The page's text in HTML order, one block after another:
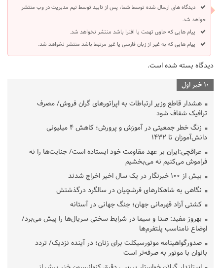
دیدگاه های ارسال شده توسط شما، پس از تایید توسط تیم مدیریت در وب منتشر
خواهد شد.
پیام هایی که حاوی تهمت یا افترا باشد منتشر نخواهد شد.
پیام هایی که به غیر از زبان فارسی یا غیر مرتبط باشد منتشر نخواهد شد.
دیدگاه بسته شده است.
10 خبر اول
هشدار قاطع وزیر ارتباطات به اپراتورهای گران فروش/ مصرف
ترافیک شفاف شود
زنگ خطر جمعیتی در آموزش و پرورش؛ کاهش ۴ میلیونی
دانش‌آموزان تا ۱۴۳۲
عراقچی:ایران بر عهد مقاومت خود ایستاده است/ جنایت‌ها را نه
فراموش می‌کنیم نه می‌بخشیم
بیش از ۱۰۰ خبرنگار در یک سال اخیر اخراج شدند
نگاهی به شاهکارهای فرشچیان در سالگرد درگذشتش
کشتی آزاد قهرمانی جهان؛ جنگ جهانی در آستانه
بهروز مفید: صدا و سیما در شرایط سختی سریال‌ها را پیش می‌برد/
اوضاع نامناسب پلتفرم‌ها
صدورگواهینامه موتورسیکلت برای زنان؛ در آینده نزدیک/ تردد
بانوان با موتور به‌ صرفه‌تر است